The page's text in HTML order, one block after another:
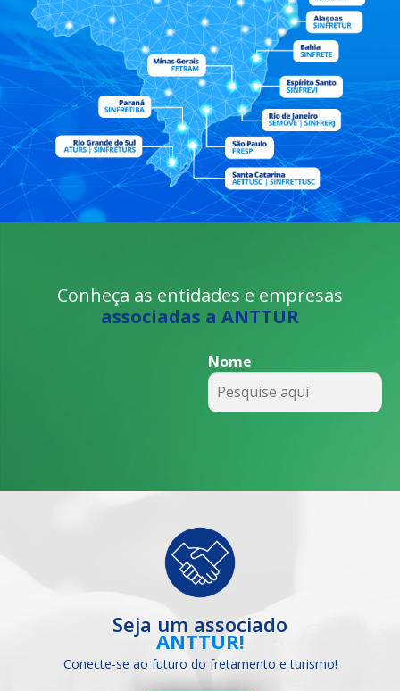
Conheça as entidades e empresas
associadas a ANTTUR
Seja um associado
ANTTUR!
Conecte-se ao futuro do fretamento e turismo!